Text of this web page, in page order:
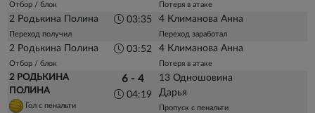
Отбор / блок Потеря в атаке
2 Родькина Полина
Переход получил
03:35 4 Климанова Анна
Переход заработал
2 Родькина Полина
Отбор / блок
03:52 4 Климанова Анна
Потеря в атаке
2 РОДЬКИНА
ПОЛИНА
Гол с пенальти
6 - 4
04:19
13 Одношовина
Дарья
Пропуск с пенальти